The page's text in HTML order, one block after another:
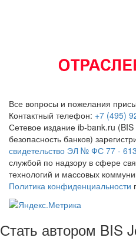
Все вопросы и пожелания
Контактный телефон: +7 (495)
Сетевое издание ib-bank.ru
безопасность банков)
свидетельство ЭЛ № ФС 77 -
службой по надзору в сфере
технологий и массовых
Политика конфиденциальности
Стать автором BIS